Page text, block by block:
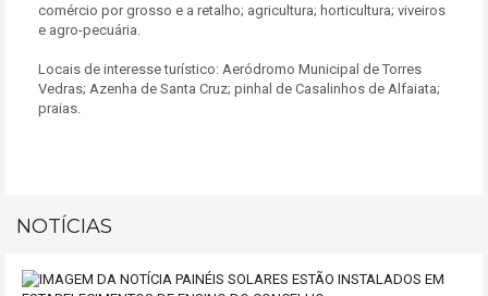
comércio por grosso e a retalho; agricultura; horticultura; viveiros
e agro-pecuária.
Locais de interesse turístico: Aeródromo Municipal de Torres
Vedras; Azenha de Santa Cruz; pinhal de Casalinhos de Alfaiata;
praias.
NOTÍCIAS